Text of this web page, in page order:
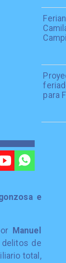
para
e
Manuel
delitos de
total,